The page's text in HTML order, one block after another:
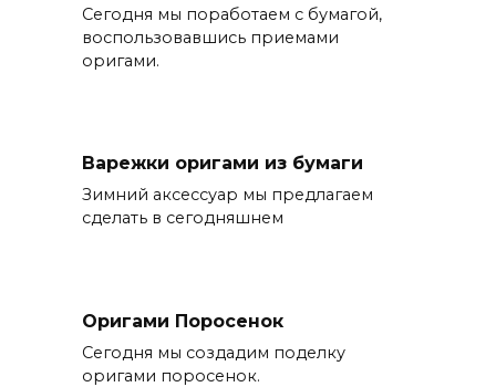
Сегодня мы поработаем с бумагой,
воспользовавшись приемами
оригами.
Варежки оригами из бумаги
Зимний аксессуар мы предлагаем
сделать в сегодняшнем
Оригами Поросенок
Сегодня мы создадим поделку
оригами поросенок.